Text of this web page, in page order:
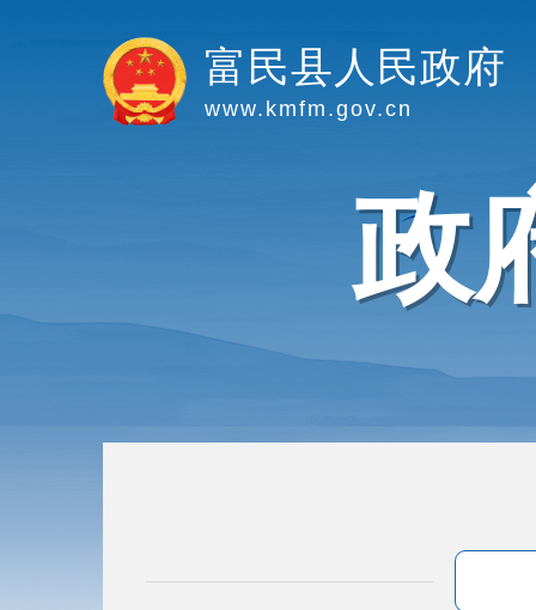
富民县人民政府
www.kmfm.gov.cn
政